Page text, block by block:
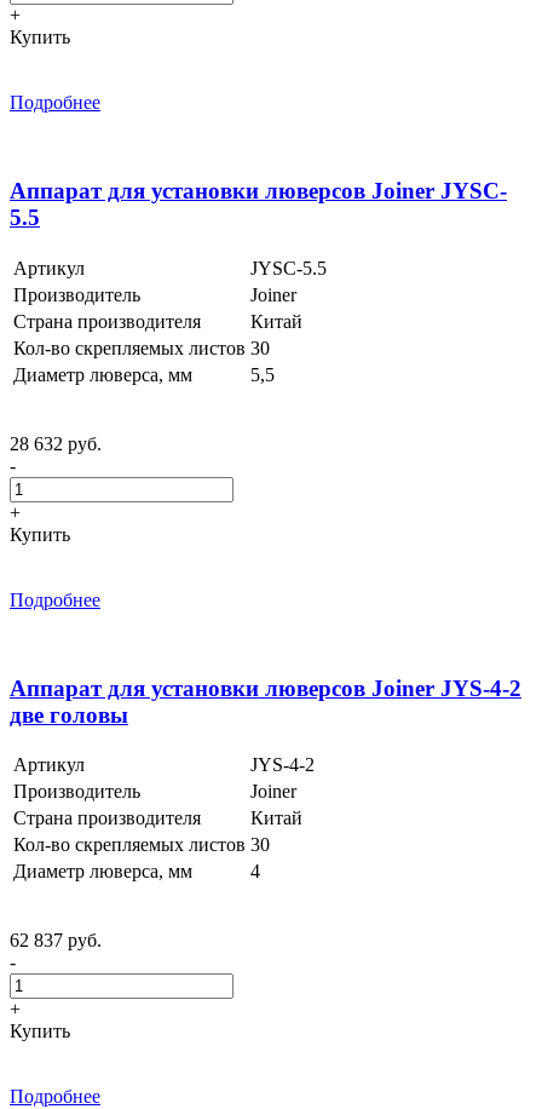
+
Купить
Подробнее
Аппарат для установки люверсов Joiner JYSC-
5.5
Артикул
JYSC-5.5
Производитель
Joiner
Страна производителя
Китай
Кол-во скрепляемых листов 30
Диаметр люверса, мм
5,5
28 632 руб.
-
+
Купить
Подробнее
Аппарат для установки люверсов Joiner JYS-4-2
две головы
Артикул
JYS-4-2
Производитель
Joiner
Страна производителя
Китай
Кол-во скрепляемых листов 30
Диаметр люверса, мм
4
62 837 руб.
-
+
Купить
Подробнее